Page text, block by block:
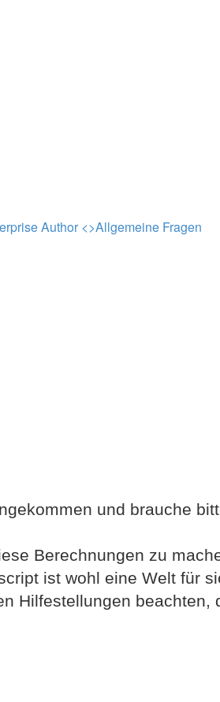
Author <>Allgemeine Fragen
und brauche
Berechnungen zu
ist wohl eine Welt für
Hilfestellungen beachten,